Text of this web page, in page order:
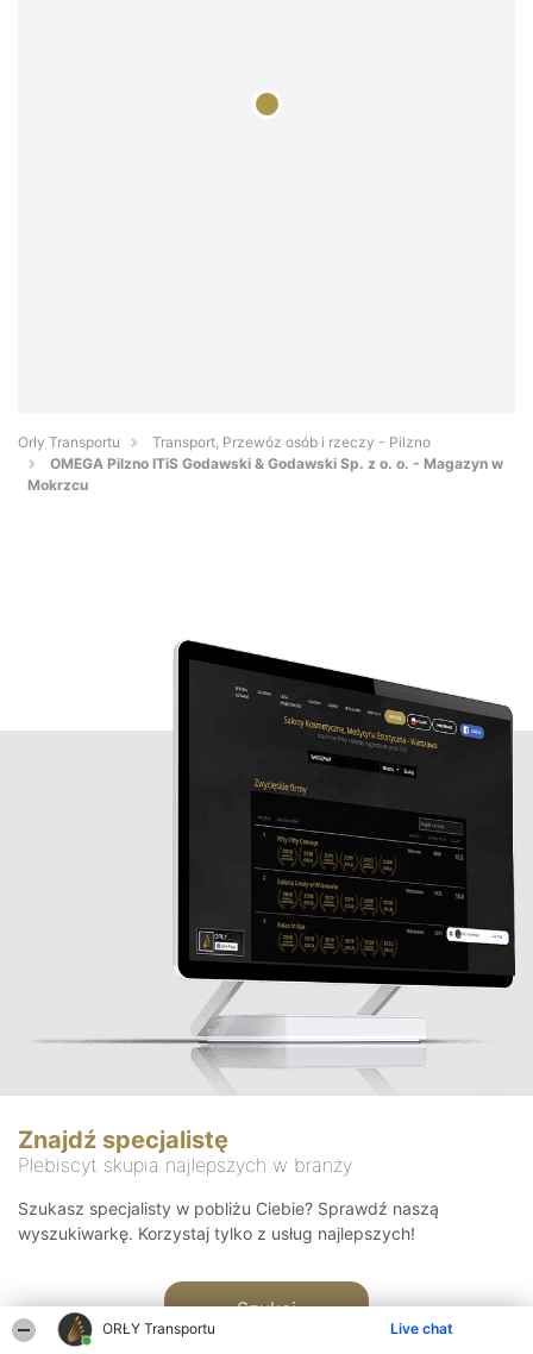
ORŁY Transportu Live chat
Orły Transportu
Transport, Przewóz osób i rzeczy - Pilzno
OMEGA Pilzno ITiS Godawski & Godawski Sp. z o. o. - Magazyn w
Mokrzcu
Znajdź specjalistę
Plebiscyt skupia najlepszych w branży
Szukasz specjalisty w pobliżu Ciebie? Sprawdź naszą
wyszukiwarkę. Korzystaj tylko z usług najlepszych!
Szukaj